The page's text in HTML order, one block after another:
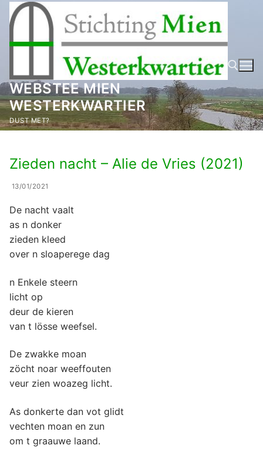
naar
inhoud
WEBSTEE MIEN
WESTERKWARTIER
DUST MET? Zoeken naar:
Zieden nacht – Alie de Vries (2021)
13/01/2021
De nacht vaalt
as n donker
zieden kleed
over n sloaperege dag
n Enkele steern
licht op
deur de kieren
van t lösse weefsel.
De zwakke moan
zöcht noar weeffouten
veur zien woazeg licht.
As donkerte dan vot glidt
vechten moan en zun
om t graauwe laand.